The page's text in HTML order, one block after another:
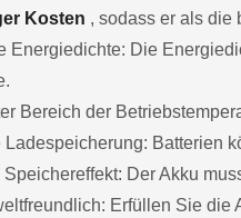
Kosten , sodass er als die
Energiedichte: Die
Bereich der
Ladespeicherung: Batterien
Der Akku
Erfüllen Sie die